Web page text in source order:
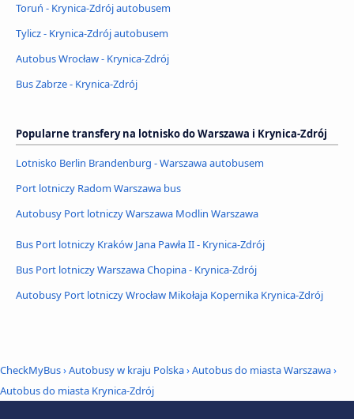
Toruń - Krynica-Zdrój autobusem
Tylicz - Krynica-Zdrój autobusem
Autobus Wrocław - Krynica-Zdrój
Bus Zabrze - Krynica-Zdrój
Popularne transfery na lotnisko do Warszawa i Krynica-Zdrój
Lotnisko Berlin Brandenburg - Warszawa autobusem
Port lotniczy Radom Warszawa bus
Autobusy Port lotniczy Warszawa Modlin Warszawa
Bus Port lotniczy Kraków Jana Pawła II - Krynica-Zdrój
Bus Port lotniczy Warszawa Chopina - Krynica-Zdrój
Autobusy Port lotniczy Wrocław Mikołaja Kopernika Krynica-Zdrój
CheckMyBus›Autobusy w kraju Polska›Autobus do miasta Warszawa›
Autobus do miasta Krynica-Zdrój